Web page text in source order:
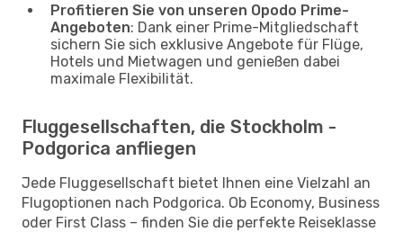
Profitieren Sie von unseren Opodo Prime-
Angeboten: Dank einer Prime-Mitgliedschaft
sichern Sie sich exklusive Angebote für Flüge,
Hotels und Mietwagen und genießen dabei
maximale Flexibilität.
Fluggesellschaften, die Stockholm -
Podgorica anfliegen
Jede Fluggesellschaft bietet Ihnen eine Vielzahl an
Flugoptionen nach Podgorica. Ob Economy, Business
oder First Class – finden Sie die perfekte Reiseklasse